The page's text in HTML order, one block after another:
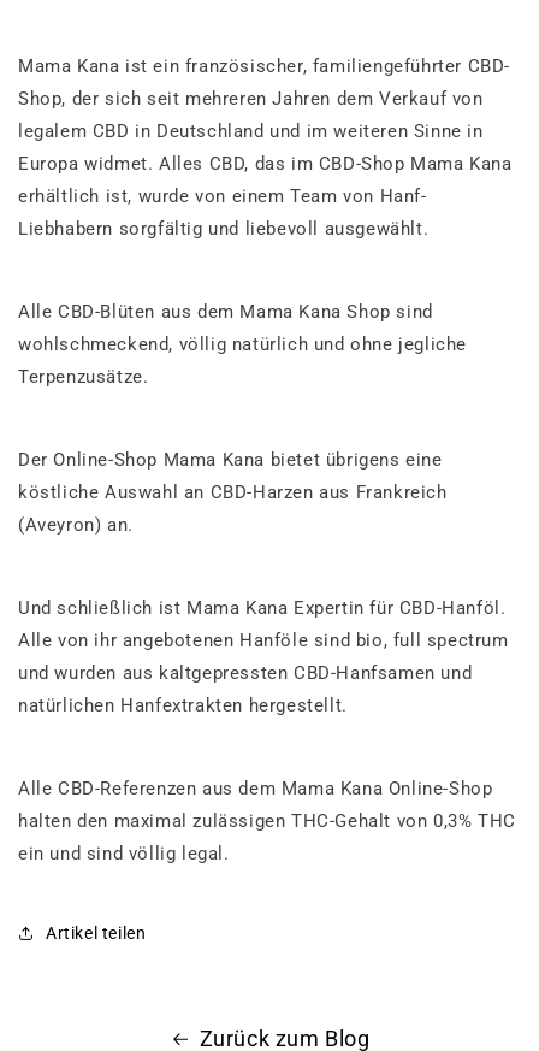
Mama Kana ist ein französischer, familiengeführter CBD-
Shop, der sich seit mehreren Jahren dem Verkauf von
legalem CBD in Deutschland und im weiteren Sinne in
Europa widmet. Alles CBD, das im CBD-Shop Mama Kana
erhältlich ist, wurde von einem Team von Hanf-
Liebhabern sorgfältig und liebevoll ausgewählt.
Alle CBD-Blüten aus dem Mama Kana Shop sind
wohlschmeckend, völlig natürlich und ohne jegliche
Terpenzusätze.
Der Online-Shop Mama Kana bietet übrigens eine
köstliche Auswahl an CBD-Harzen aus Frankreich
(Aveyron) an.
Und schließlich ist Mama Kana Expertin für CBD-Hanföl.
Alle von ihr angebotenen Hanföle sind bio, full spectrum
und wurden aus kaltgepressten CBD-Hanfsamen und
natürlichen Hanfextrakten hergestellt.
Alle CBD-Referenzen aus dem Mama Kana Online-Shop
halten den maximal zulässigen THC-Gehalt von 0,3% THC
ein und sind völlig legal.
Artikel teilen
Zurück zum Blog